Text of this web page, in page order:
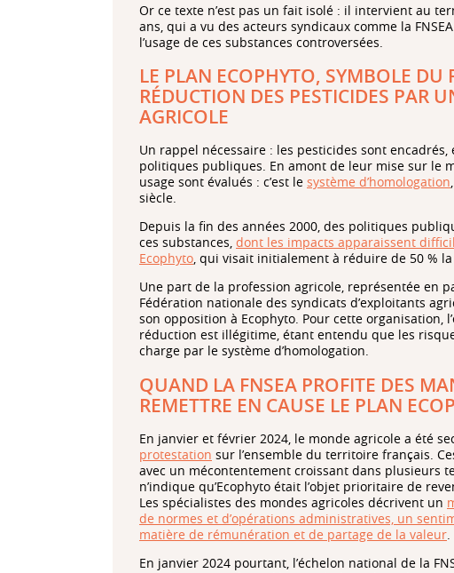
Or ce texte n’est pas un fait isolé : il intervient au
ans, qui a vu des acteurs syndicaux comme la
l’usage de ces substances controversées.
LE PLAN ECOPHYTO, SYMBOLE DU
RÉDUCTION DES PESTICIDES PAR
AGRICOLE
Un rappel nécessaire : les pesticides sont
politiques publiques. En amont de leur mise sur le
usage sont évalués : c’est le système d’homologation
siècle.
Depuis la fin des années 2000, des politiques
ces substances, dont les impacts apparaissent
Ecophyto, qui visait initialement à réduire de 50 %
Une part de la profession agricole, représentée en
Fédération nationale des syndicats d’exploitants
son opposition à Ecophyto. Pour cette organisation,
réduction est illégitime, étant entendu que les
charge par le système d’homologation.
QUAND LA FNSEA PROFITE DES
REMETTRE EN CAUSE LE PLAN
En janvier et février 2024, le monde agricole a été
protestation sur l’ensemble du territoire français.
avec un mécontentement croissant dans plusieurs
n’indique qu’Ecophyto était l’objet prioritaire de
Les spécialistes des mondes agricoles décrivent un
de normes et d’opérations administratives, un
matière de rémunération et de partage de la valeur.
En janvier 2024 pourtant, l’échelon national de la